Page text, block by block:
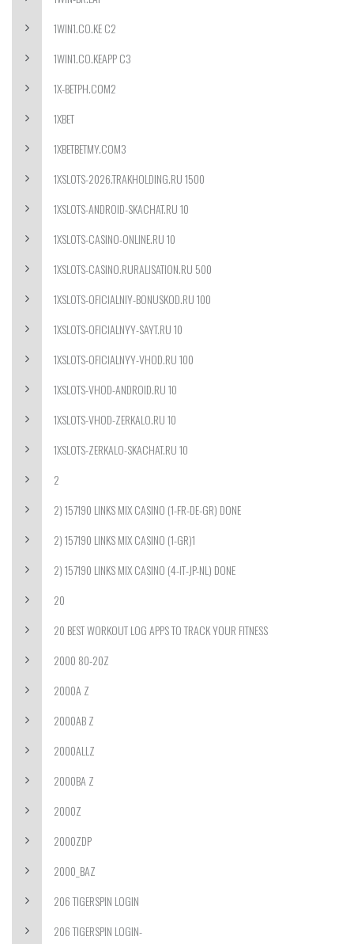
1WIN1.CO.KE C2
1WIN1.CO.KEAPP C3
1X-BETPH.COM2
1XBET
1XBETBETMY.COM3
1XSLOTS-2026.TRAKHOLDING.RU 1500
1XSLOTS-ANDROID-SKACHAT.RU 10
1XSLOTS-CASINO-ONLINE.RU 10
1XSLOTS-CASINO.RURALISATION.RU 500
1XSLOTS-OFICIALNIY-BONUSKOD.RU 100
1XSLOTS-OFICIALNYY-SAYT.RU 10
1XSLOTS-OFICIALNYY-VHOD.RU 100
1XSLOTS-VHOD-ANDROID.RU 10
1XSLOTS-VHOD-ZERKALO.RU 10
1XSLOTS-ZERKALO-SKACHAT.RU 10
2
2) 157190 LINKS MIX CASINO (1-FR-DE-GR) DONE
2) 157190 LINKS MIX CASINO (1-GR)1
2) 157190 LINKS MIX CASINO (4-IT-JP-NL) DONE
20
20 BEST WORKOUT LOG APPS TO TRACK YOUR FITNESS
2000 80-20Z
2000A Z
2000AB Z
2000ALLZ
2000BA Z
2000Z
2000ZDP
2000_BAZ
206 TIGERSPIN LOGIN
206 TIGERSPIN LOGIN-